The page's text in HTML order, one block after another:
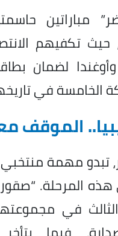
مباراتين
حيث تكفيهم
لضمان
الخامسة في
الموقف
تبدو مهمة
المرحلة. “صقور
في